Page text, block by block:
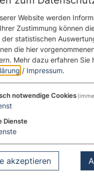
Website werden
Zustimmung können
statistischen
die hier
Mehr dazu erfahren Sie
/ Impressum.
notwendige Cookies
Dienste
akzeptieren